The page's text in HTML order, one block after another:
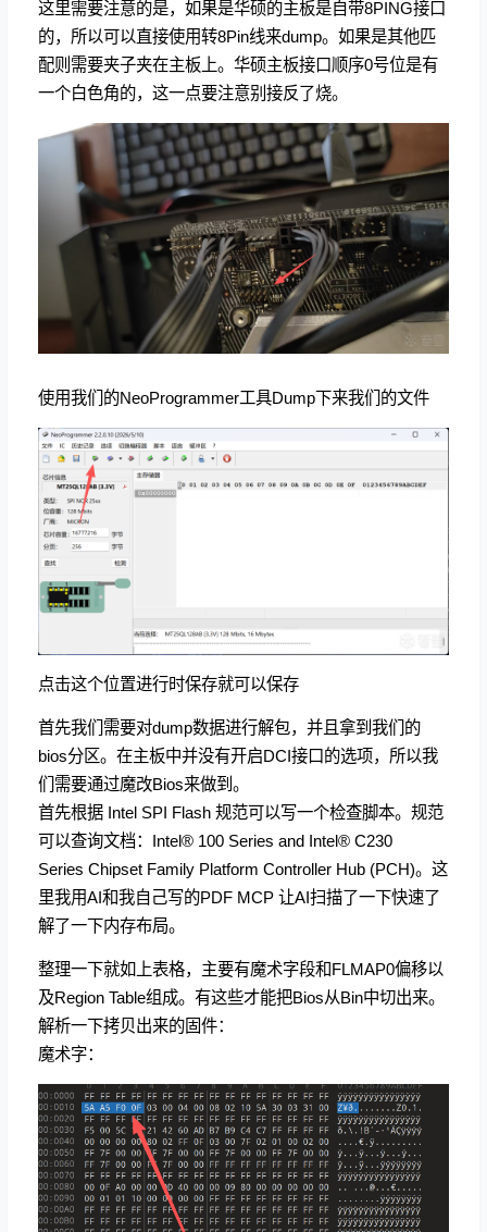
这里需要注意的是，如果是华硕的主板是自带8PING接口
的，所以可以直接使用转8Pin线来dump。如果是其他匹
配则需要夹子夹在主板上。华硕主板接口顺序0号位是有
一个白色角的，这一点要注意别接反了烧。
使用我们的NeoProgrammer工具Dump下来我们的文件
点击这个位置进行时保存就可以保存
首先我们需要对dump数据进行解包，并且拿到我们的
bios分区。在主板中并没有开启DCI接口的选项，所以我
们需要通过魔改Bios来做到。
首先根据 Intel SPI Flash 规范可以写一个检查脚本。规范
可以查询文档：Intel® 100 Series and Intel® C230
Series Chipset Family Platform Controller Hub (PCH)。这
里我用AI和我自己写的PDF MCP 让AI扫描了一下快速了
解了一下内存布局。
整理一下就如上表格，主要有魔术字段和FLMAP0偏移以
及Region Table组成。有这些才能把Bios从Bin中切出来。
解析一下拷贝出来的固件：
魔术字：